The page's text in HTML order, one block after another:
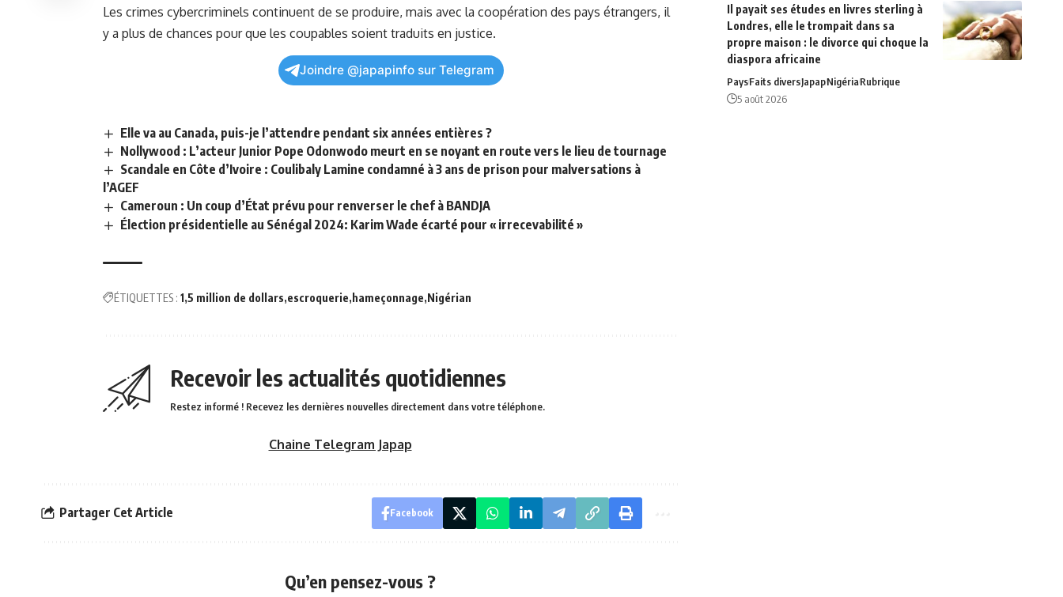
Les crimes ‍cybercriminels continuent de se produire, mais avec⁤ la coopération des pays étrangers, ‌il
y‍ a plus de chances pour que les coupables soient ‍traduits‌ en justice.
Joindre @japapinfo sur Telegram
Elle va au Canada, puis-je l’attendre pendant six années entières ?
Nollywood : L’acteur Junior Pope Odonwodo meurt en se noyant en route vers le lieu de tournage
Scandale en Côte d’Ivoire : Coulibaly Lamine condamné à 3 ans de prison pour malversations à
l’AGEF
Cameroun : Un coup d’État prévu pour renverser le chef à BANDJA
Élection présidentielle au Sénégal 2024: Karim Wade écarté pour « irrecevabilité »
ÉTIQUETTES : 1 5 million de dollars escroquerie hameçonnage Nigérian
Recevoir les actualités quotidiennes
Restez informé ! Recevez les dernières nouvelles directement dans votre téléphone.
Chaine Telegram Japap
Partager Cet Article Facebook
Qu’en pensez-vous ?
Il payait ses études en livres sterling à
Londres, elle le trompait dans sa
propre maison : le divorce qui choque la
diaspora africaine
PaysFaits diversJapapNigériaRubrique
5 août 2026